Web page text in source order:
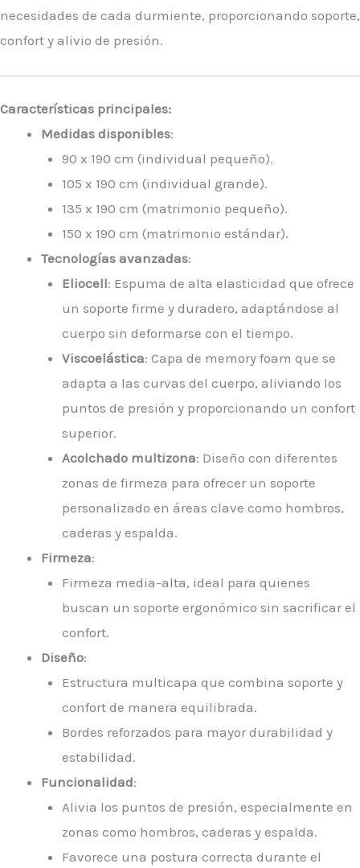
necesidades de cada durmiente, proporcionando soporte,
confort y alivio de presión.
Características principales:
Medidas disponibles:
90 x 190 cm (individual pequeño).
105 x 190 cm (individual grande).
135 x 190 cm (matrimonio pequeño).
150 x 190 cm (matrimonio estándar).
Tecnologías avanzadas:
Eliocell: Espuma de alta elasticidad que ofrece
un soporte firme y duradero, adaptándose al
cuerpo sin deformarse con el tiempo.
Viscoelástica: Capa de memory foam que se
adapta a las curvas del cuerpo, aliviando los
puntos de presión y proporcionando un confort
superior.
Acolchado multizona: Diseño con diferentes
zonas de firmeza para ofrecer un soporte
personalizado en áreas clave como hombros,
caderas y espalda.
Firmeza:
Firmeza media-alta, ideal para quienes
buscan un soporte ergonómico sin sacrificar el
confort.
Diseño:
Estructura multicapa que combina soporte y
confort de manera equilibrada.
Bordes reforzados para mayor durabilidad y
estabilidad.
Funcionalidad:
Alivia los puntos de presión, especialmente en
zonas como hombros, caderas y espalda.
Favorece una postura correcta durante el